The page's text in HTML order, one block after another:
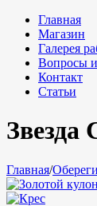
Главная
Магазин
Галерея
Вопросы
Контакт
Статьи
Звезда
Главная/Обереги